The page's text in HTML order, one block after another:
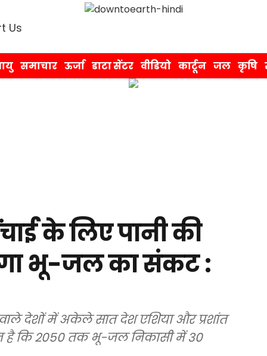
Us
समाचार ऊर्जा डाटा सेंटर वीडियो कार्टून जल कृषि
के लिए पानी की
भू-जल का संकट :
देशों में अकेले सात देश एशिया और प्रशांत
है कि 2050 तक भू-जल निकासी में 30